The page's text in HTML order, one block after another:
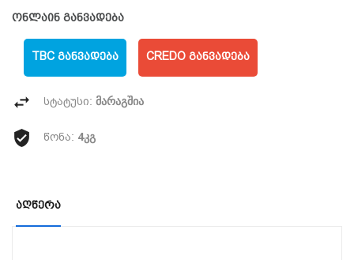
ონლაინ განვადება
TBC ᲒᲐᲜᲕᲐᲓᲔᲑᲐ CREDO ᲒᲐᲜᲕᲐᲓᲔᲑᲐ
სტატუსი: მარაგშია
წონა: 4კგ
Აღწერა